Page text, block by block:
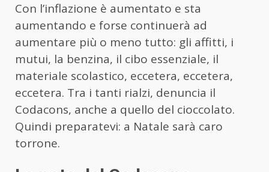
Con l’inflazione è aumentato e sta
aumentando e forse continuerà ad
aumentare più o meno tutto: gli affitti, i
mutui, la benzina, il cibo essenziale, il
materiale scolastico, eccetera, eccetera,
eccetera. Tra i tanti rialzi, denuncia il
Codacons, anche a quello del cioccolato.
Quindi preparatevi: a Natale sarà caro
torrone.